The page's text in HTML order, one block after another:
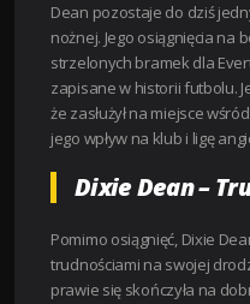
Dean pozostaje do dziś
nożnej. Jego osiągnięcia na
strzelonych bramek dla
zapisane w historii futbolu.
że zasłużył na miejsce
jego wpływ na klub i ligę
Dixie Dean –
Pomimo osiągnięć, Dixie
trudnościami na swojej
prawie się skończyła na